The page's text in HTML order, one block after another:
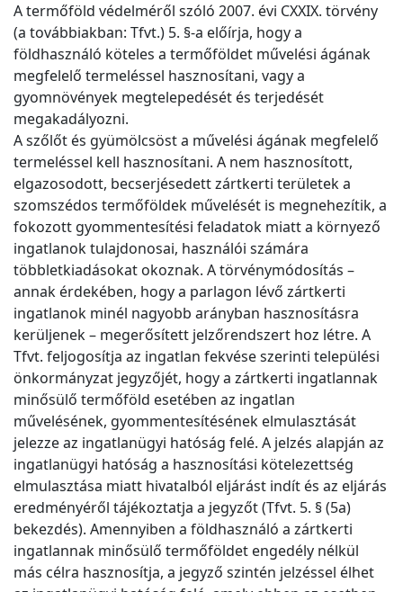
A termőföld védelméről szóló 2007. évi CXXIX. törvény
(a továbbiakban: Tfvt.) 5. §-a előírja, hogy a
földhasználó köteles a termőföldet művelési ágának
megfelelő termeléssel hasznosítani, vagy a
gyomnövények megtelepedését és terjedését
megakadályozni.
A szőlőt és gyümölcsöst a művelési ágának megfelelő
termeléssel kell hasznosítani. A nem hasznosított,
elgazosodott, becserjésedett zártkerti területek a
szomszédos termőföldek művelését is megnehezítik, a
fokozott gyommentesítési feladatok miatt a környező
ingatlanok tulajdonosai, használói számára
többletkiadásokat okoznak. A törvénymódosítás –
annak érdekében, hogy a parlagon lévő zártkerti
ingatlanok minél nagyobb arányban hasznosításra
kerüljenek – megerősített jelzőrendszert hoz létre. A
Tfvt. feljogosítja az ingatlan fekvése szerinti települési
önkormányzat jegyzőjét, hogy a zártkerti ingatlannak
minősülő termőföld esetében az ingatlan
művelésének, gyommentesítésének elmulasztását
jelezze az ingatlanügyi hatóság felé. A jelzés alapján az
ingatlanügyi hatóság a hasznosítási kötelezettség
elmulasztása miatt hivatalból eljárást indít és az eljárás
eredményéről tájékoztatja a jegyzőt (Tfvt. 5. § (5a)
bekezdés). Amennyiben a földhasználó a zártkerti
ingatlannak minősülő termőföldet engedély nélkül
más célra hasznosítja, a jegyző szintén jelzéssel élhet